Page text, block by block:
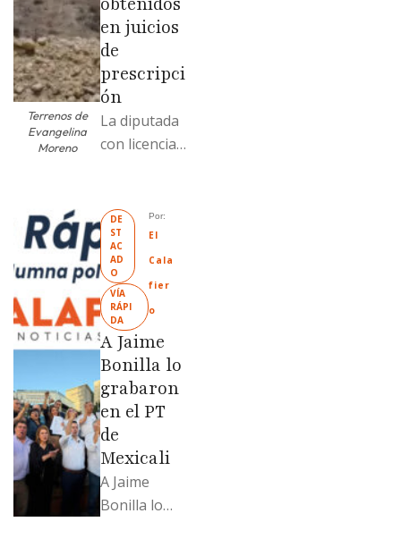
Terrenos de
Evangelina
Moreno
obtenidos
en juicios
de
prescripci
ón
La diputada
con licencia
antecedente
s de
prescripción
positiva; uno
fue
revendido
329% por
encima …
DE
ST
AC
AD
O
VÍA
RÁPI
DA
Por:
El
Cala
fier
o
A Jaime
Bonilla lo
grabaron
en el PT
de
Mexicali
A Jaime
Bonilla lo